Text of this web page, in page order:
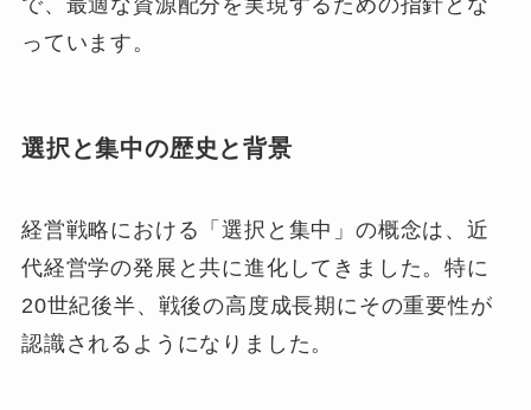
で、最適な資源配分を実現するための指針とな
っています。
選択と集中の歴史と背景
経営戦略における「選択と集中」の概念は、近
代経営学の発展と共に進化してきました。特に
20世紀後半、戦後の高度成長期にその重要性が
認識されるようになりました。